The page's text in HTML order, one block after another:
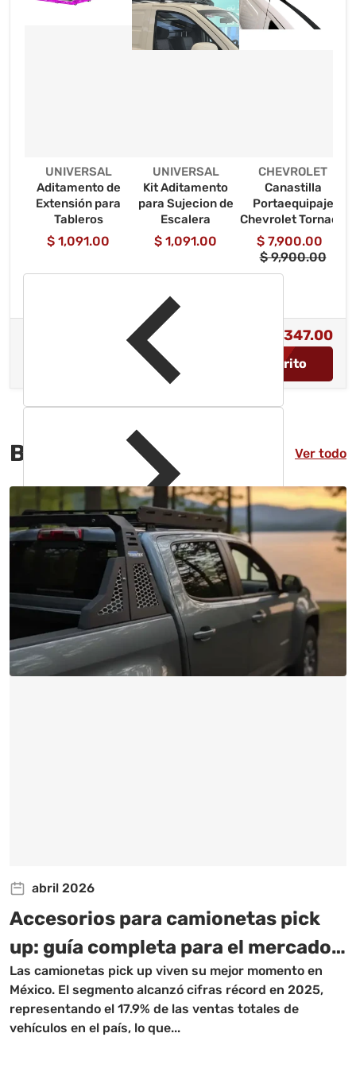
Proveedor:
UNIVERSAL
Aditamento de
Extensión para
Tableros
$ 1,091.00
Proveedor:
UNIVERSAL
Kit Aditamento
para Sujecion de
Escalera
$ 1,091.00
Proveedor:
CHEVROLET
Canastilla
Portaequipaje
Chevrolet Tornado
Van 2020-2026
$ 7,900.00
$ 9,900.00
$ 24,347.00
Añadir al carrito
BLOGS RECIENTES Ver todo
abril 2026
Accesorios para camionetas pick
up: guía completa para el mercado
mexicano
Las camionetas pick up viven su mejor momento en
México. El segmento alcanzó cifras récord en 2025,
representando el 17.9% de las ventas totales de
vehículos en el país, lo que...